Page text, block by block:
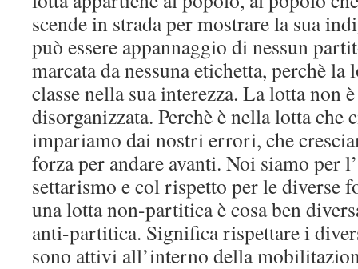
scende in strada per mostrare la sua
può essere appannaggio di nessun
marcata da nessuna etichetta, perchè
classe nella sua interezza. La lotta non
disorganizzata. Perchè è nella lotta che
impariamo dai nostri errori, che
forza per andare avanti. Noi siamo per
settarismo e col rispetto per le diverse
una lotta non-partitica è cosa ben
anti-partitica. Significa rispettare i
sono attivi all’interno della